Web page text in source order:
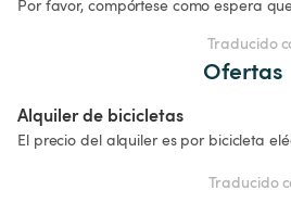
Por favor, compórtese como espera
Traducido
Ofertas
Alquiler de bicicletas
El precio del alquiler es por bicicleta
Traducido